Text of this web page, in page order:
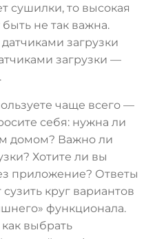
сушилки, то высокая
не так важна.
загрузки —
чаще всего —
себя: нужна ли
домом? Важно ли
Хотите ли вы
приложение? Ответы
круг вариантов
функционала.
выбрать